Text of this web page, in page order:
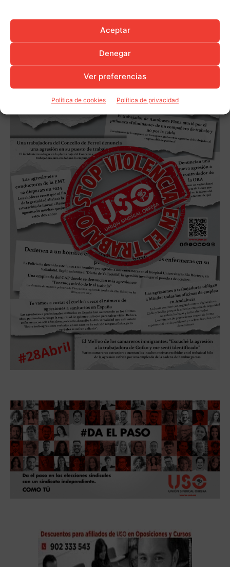
Aceptar
Denegar
Ver preferencias
Política de cookies Política de privacidad